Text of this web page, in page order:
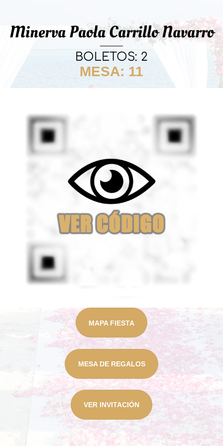
Minerva Paola Carrillo Navarro
BOLETOS: 2
MESA: 11
MAPA FIESTA
MESA DE REGALOS
VER INVITACIÓN